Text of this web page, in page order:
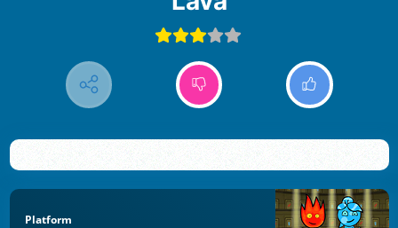
Platform